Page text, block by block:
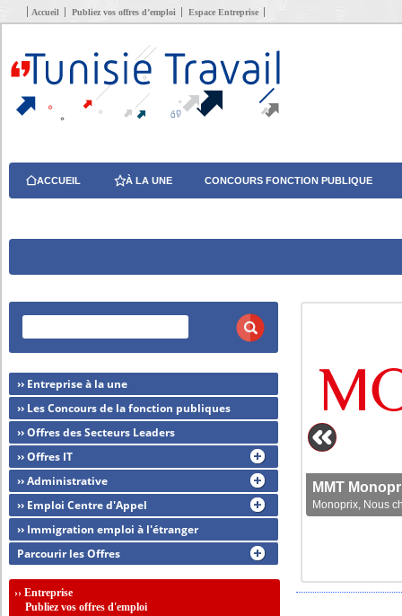
Accueil Publiez vos offres d’emploi Espace Entreprise
ACCUEIL À LA UNE CONCOURS FONCTION PUBLIQUE
MMT
Monoprix, Nous
›› Entreprise à la une
›› Les Concours de la fonction publiques
›› Offres des Secteurs Leaders
›› Offres IT
›› Administrative
›› Emploi Centre d'Appel
›› Immigration emploi à l'étranger
Parcourir les Offres
››Entreprise
Publiez vos offres d'emploi